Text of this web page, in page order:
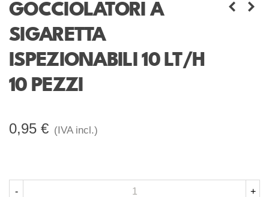
GOCCIOLATORI A
SIGARETTA
ISPEZIONABILI 10 LT/H
10 PEZZI
0,95 € (IVA incl.)
- +